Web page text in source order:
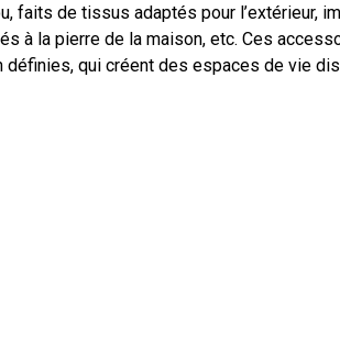
faits de tissus adaptés pour l’extérieur,
à la pierre de la maison, etc. Ces
qui créent des espaces de vie